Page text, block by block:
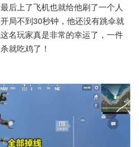
后上了飞机也就给他刷了一个人
局不到30秒钟，他还没有跳伞就
名玩家真是非常的幸运了，一件
就吃鸡了！